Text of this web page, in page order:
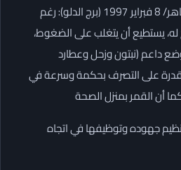
لاعب وسط مهاجم: ناصر ماهر/ 8 فبراير 1997 (برج الدلو): رغم
يستطيع أن يتغلب على الضغوط،
داعم (نبتون وزحل وعطارد
على التصرف بحكمة وسرعة في
أن القمر بمنزل الصحة
جهوده وتوظيفها في اتجاه